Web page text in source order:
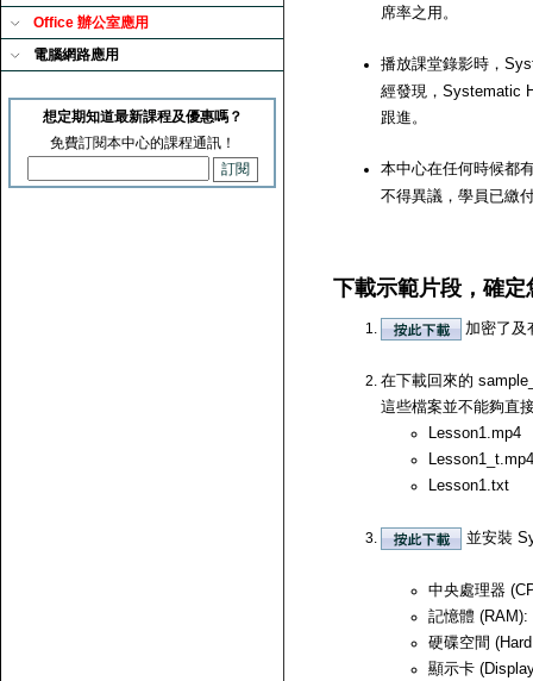
Office 辦公室應用
電腦網路應用
想定期知道最新課程及優惠嗎？
免費訂閱本中心的課程通訊！
席率之用。
播放課堂錄影時，
經發現，Systematic
跟進。
本中心在任何時候都
不得異議，學員已繳
下載示範片段，確
加密了及
在下載回來的
這些檔案並不能夠直
Lesson1.mp4
Lesson1_t.mp4
Lesson1.txt
並安裝
中央處理器
記憶體
硬碟空間
顯示卡